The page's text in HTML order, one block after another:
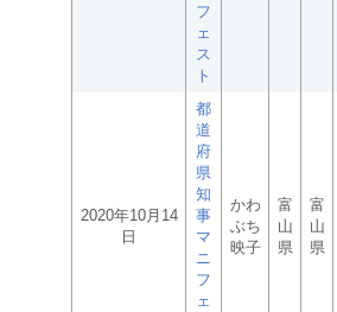
フ
ェ
ス
ト
2020年10月14
日
都
道
府
県
知
事
マ
ニ
フ
ェ
かわ
ぶち
映子
富
山
県
富
山
県